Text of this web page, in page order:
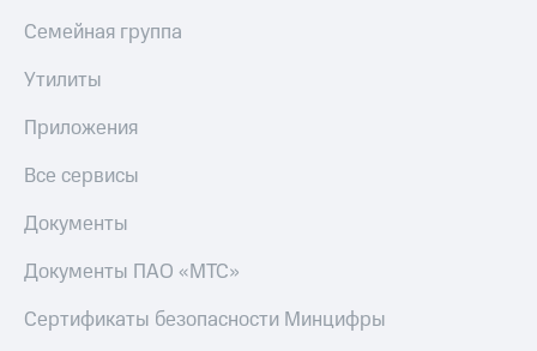
Семейная группа
Утилиты
Приложения
Все сервисы
Документы
Документы ПАО «МТС»
Сертификаты безопасности Минцифры